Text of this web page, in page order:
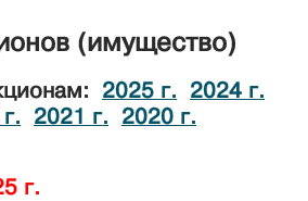
(имущество)
2025 г.
2024 г.
2021 г. 2020 г.
г.